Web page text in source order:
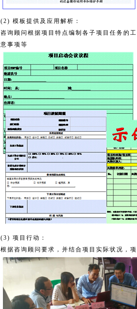
(2) 模板提供及应用解析：
咨询顾问根据项目特点编制各子项目任务的
意事项等
(3) 项目行动：
根据咨询顾问要求，并结合项目实际状况，